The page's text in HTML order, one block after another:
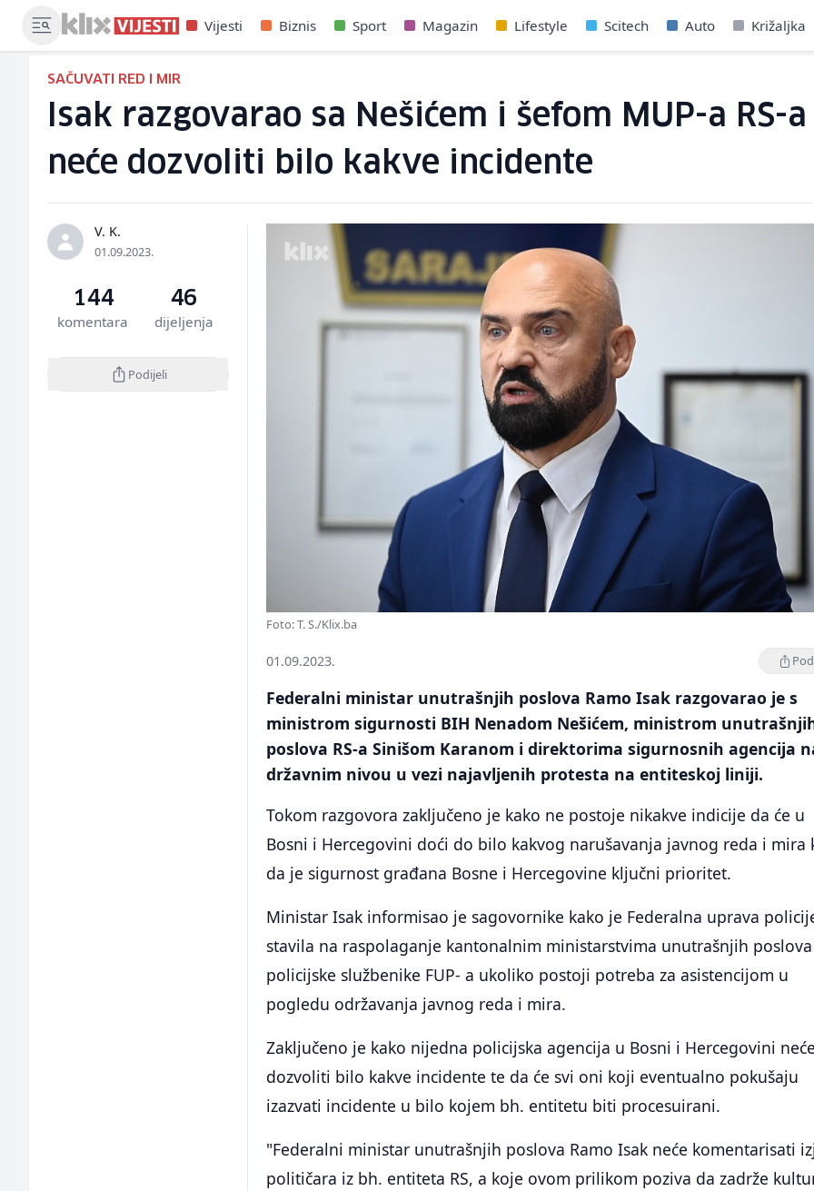
Vijesti Biznis Sport Magazin Lifestyle Scitech Auto Križaljka
SAČUVATI RED I MIR
Isak razgovarao sa Nešićem i šefom MUP-a RS-
neće dozvoliti bilo kakve incidente
V. K.
01.09.2023.
144
komentara
46
dijeljenja
Podijeli
Foto: T. S./Klix.ba
01.09.2023.
Federalni ministar unutrašnjih poslova Ramo Isak razgovarao je s
ministrom sigurnosti BIH Nenadom Nešićem, ministrom
poslova RS-a Sinišom Karanom i direktorima sigurnosnih agencija
državnim nivou u vezi najavljenih protesta na entiteskoj liniji.
Tokom razgovora zaključeno je kako ne postoje nikakve indicije da će u
Bosni i Hercegovini doći do bilo kakvog narušavanja javnog reda i mira
da je sigurnost građana Bosne i Hercegovine ključni prioritet.
Ministar Isak informisao je sagovornike kako je Federalna uprava
stavila na raspolaganje kantonalnim ministarstvima unutrašnjih poslova
policijske službenike FUP- a ukoliko postoji potreba za asistencijom u
pogledu održavanja javnog reda i mira.
Zaključeno je kako nijedna policijska agencija u Bosni i Hercegovini
dozvoliti bilo kakve incidente te da će svi oni koji eventualno pokušaju
izazvati incidente u bilo kojem bh. entitetu biti procesuirani.
"Federalni ministar unutrašnjih poslova Ramo Isak neće komentarisati
političara iz bh. entiteta RS, a koje ovom prilikom poziva da zadrže